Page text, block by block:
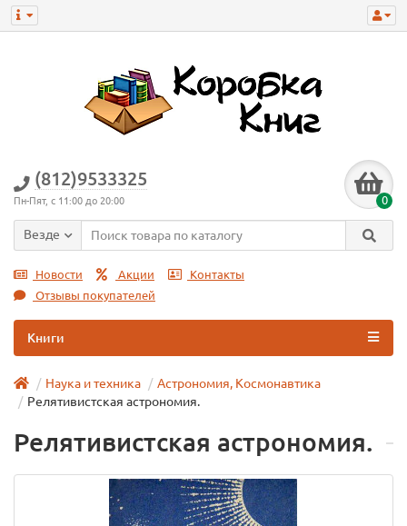
(812)9533325
Пн-Пят, с 11:00 до 20:00 0
Везде
Новости Акции
Контакты
Отзывы покупателей
Книги
Наука и техника
Астрономия, Космонавтика
Релятивистская астрономия.
Релятивистская астрономия.